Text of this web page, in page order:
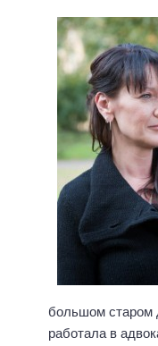
большом старом
работала в